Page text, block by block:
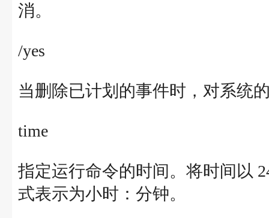
消。
/yes
当删除已计划的事件时，对系统
time
指定运行命令的时间。将时间以
式表示为小时：分钟。